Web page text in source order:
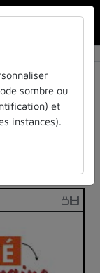
sombre ou
et
instances).